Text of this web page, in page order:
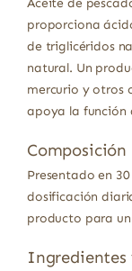
Aceite de
proporciona
de triglicéridos
natural. Un
mercurio y otros
apoya la función
Composición
Presentado en
dosificación
producto para
Ingredientes